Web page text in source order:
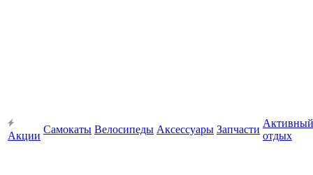
Акции
Самокаты Велосипеды Аксессуары Запчасти
Активный
отдых